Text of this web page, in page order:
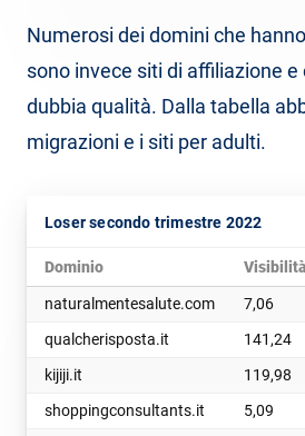
Numerosi dei domini che hanno
sono invece siti di affiliazione
dubbia qualità. Dalla tabella
migrazioni e i siti per adulti.
Loser secondo trimestre 2022
Dominio
naturalmentesalute.com 7,06
qualcherisposta.it
141,24
kijiji.it
119,98
shoppingconsultants.it
5,09